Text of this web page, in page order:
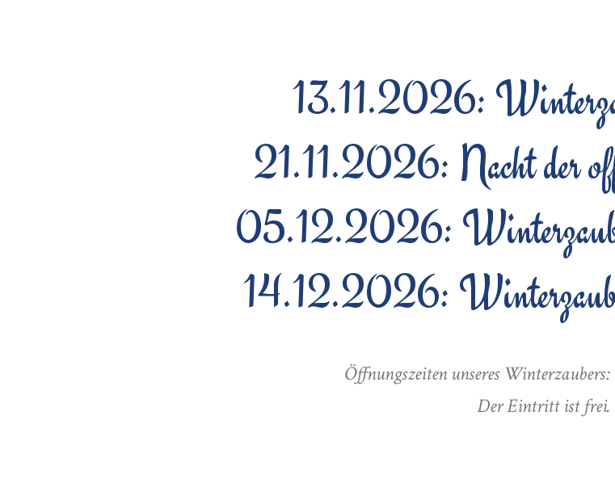
13.11.2026:
21.11.2026: Nacht der
05.12.2026:
14.12.2026:
Öffnungszeiten unseres
Der Eintritt ist frei.